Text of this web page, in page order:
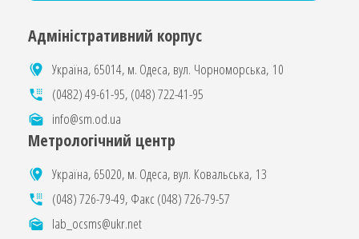
Адміністративний корпус
Україна, 65014, м. Одеса, вул. Чорноморська, 10
(0482) 49-61-95, (048) 722-41-95
info@sm.od.ua
Метрологічний центр
Україна, 65020, м. Одеса, вул. Ковальська, 13
(048) 726-79-49, Факс (048) 726-79-57
lab_ocsms@ukr.net